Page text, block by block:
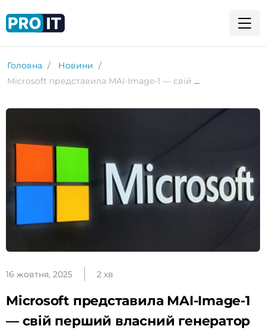
Головна
Новини
Microsoft представила MAI-Image-1 — свій перший власний генератор зображень
16 жовтня, 2025 2 хв
Microsoft представила MAI-Image-1
— свій перший власний генератор